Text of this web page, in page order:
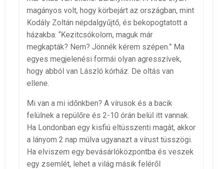
magányos volt, hogy körbejárt az országban, mint
Kodály Zoltán népdalgyűjtő, és bekopogtatott a
házakba: “Kezitcsókolom, maguk már
megkapták? Nem? Jönnék kérem szépen.” Ma
egyes megjelenési formái olyan agresszívek,
hogy abból van László kórház. De oltás van
ellene.
Mi van a mi időnkben? A vírusok és a bacik
felülnek a repülőre és 2-10 órán belül itt vannak.
Ha Londonban egy kisfiú eltüsszenti magát, akkor
a lányom 2 nap múlva ugyanazt a vírust tüsszögi.
Ha elviszem egy bevásárlóközpontba és veszek
egy zsemlét, lehet a világ másik feléről